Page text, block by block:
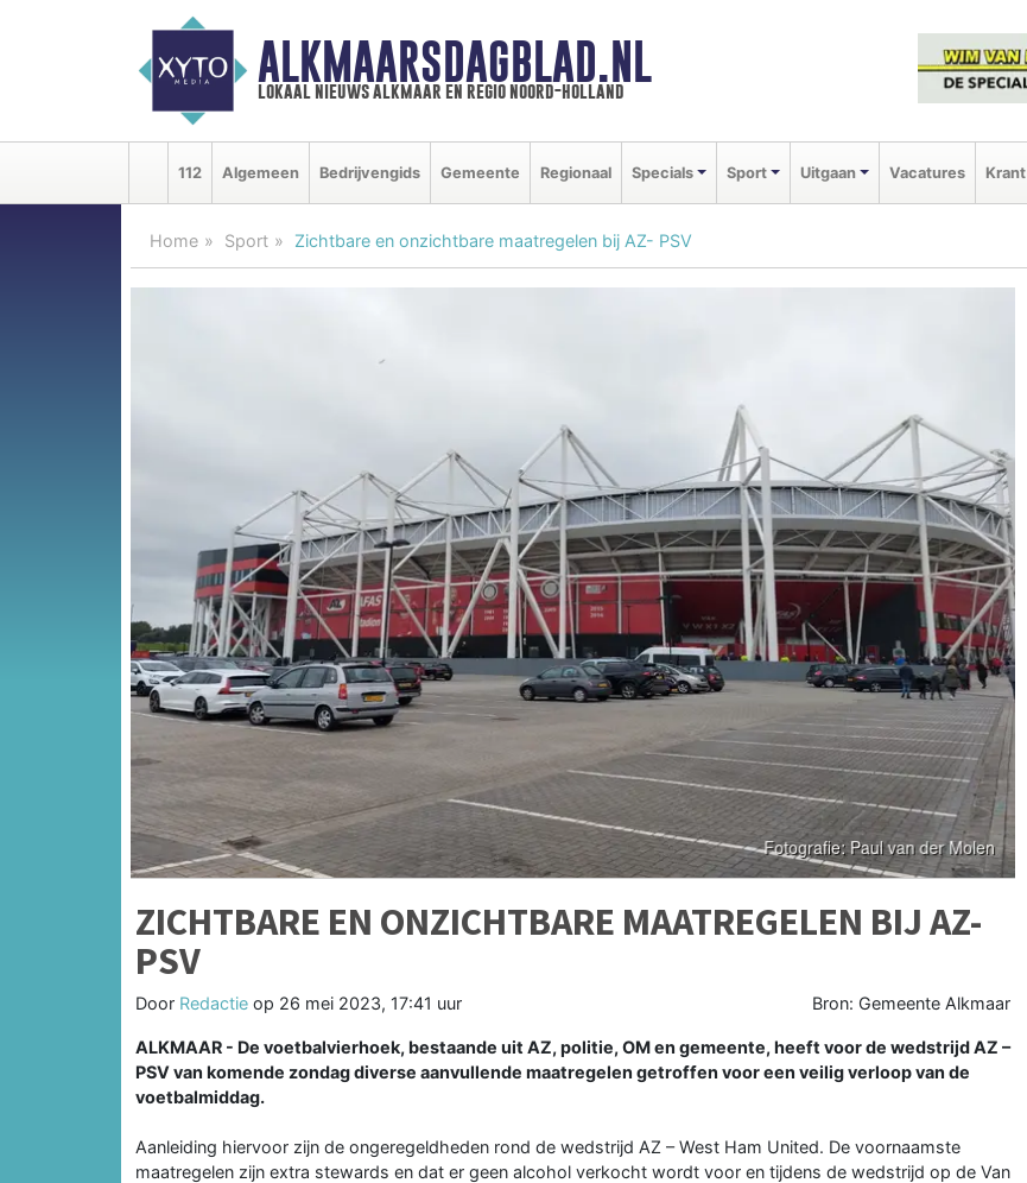
ALKMAARSDAGBLAD.NL
lokaal nieuws alkmaar en regio noord-holland
112 Algemeen Bedrijvengids Gemeente Regionaal Specials Sport Uitgaan Vacatures Krant
Home Sport Zichtbare en onzichtbare maatregelen bij AZ- PSV
ZICHTBARE EN ONZICHTBARE MAATREGELEN BIJ AZ-
PSV
Door Redactie op 26 mei 2023, 17:41 uur Bron: Gemeente Alkmaar
ALKMAAR - De voetbalvierhoek, bestaande uit AZ, politie, OM en gemeente, heeft voor de wedstrijd AZ –
PSV van komende zondag diverse aanvullende maatregelen getroffen voor een veilig verloop van de
voetbalmiddag.
Aanleiding hiervoor zijn de ongeregeldheden rond de wedstrijd AZ – West Ham United. De voornaamste
maatregelen zijn extra stewards en dat er geen alcohol verkocht wordt voor en tijdens de wedstrijd op de Van